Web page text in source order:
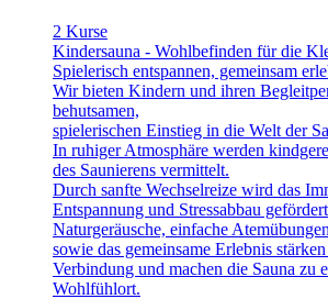
2 Kurse
Kindersauna - Wohlbefinden für die
Spielerisch entspannen, gemeinsam
Wir bieten Kindern und ihren
behutsamen,
spielerischen Einstieg in die Welt der
In ruhiger Atmosphäre werden
des Saunierens vermittelt.
Durch sanfte Wechselreize wird das
Entspannung und Stressabbau
Naturgeräusche, einfache
sowie das gemeinsame Erlebnis
Verbindung und machen die Sauna zu
Wohlfühlort.